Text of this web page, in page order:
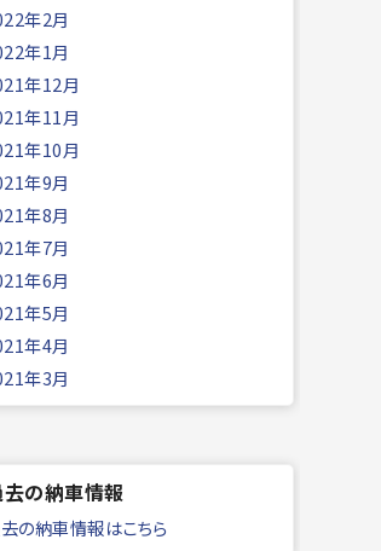
年2月
年1月
年12月
年11月
年10月
年9月
年8月
年7月
年6月
年5月
年4月
年3月
の納車情報
の納車情報はこちら